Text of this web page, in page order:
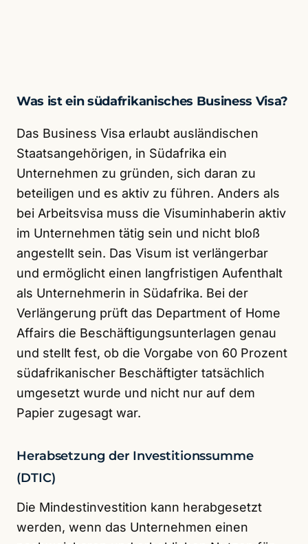
Was ist ein südafrikanisches Business Visa?
Das Business Visa erlaubt ausländischen
Staatsangehörigen, in Südafrika ein
Unternehmen zu gründen, sich daran zu
beteiligen und es aktiv zu führen. Anders als
bei Arbeitsvisa muss die Visuminhaberin aktiv
im Unternehmen tätig sein und nicht bloß
angestellt sein. Das Visum ist verlängerbar
und ermöglicht einen langfristigen Aufenthalt
als Unternehmerin in Südafrika. Bei der
Verlängerung prüft das Department of Home
Affairs die Beschäftigungsunterlagen genau
und stellt fest, ob die Vorgabe von 60 Prozent
südafrikanischer Beschäftigter tatsächlich
umgesetzt wurde und nicht nur auf dem
Papier zugesagt war.
Herabsetzung der Investitionssumme
(DTIC)
Die Mindestinvestition kann herabgesetzt
werden, wenn das Unternehmen einen